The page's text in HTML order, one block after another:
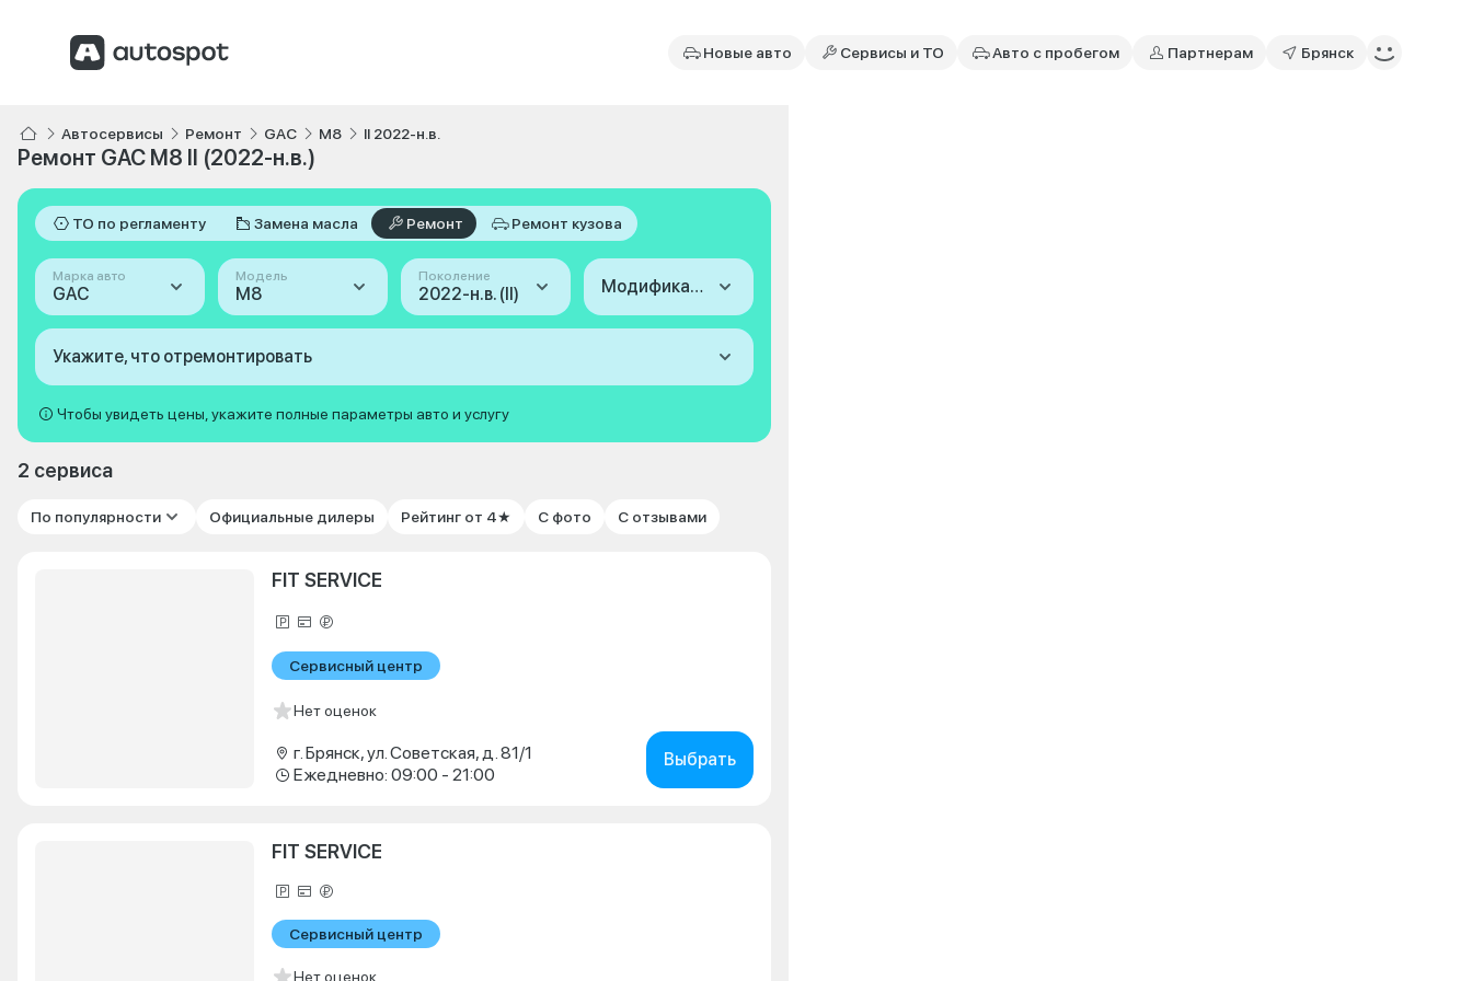
Новые авто Сервисы и ТО Авто с пробегом Партнерам Брянск
Автосервисы Ремонт GAC M8 II 2022-н.в.
Ремонт GAC M8 II (2022-н.в.)
ТО по регламенту Замена масла Ремонт Ремонт кузова
Марка авто
GAC
Модель
M8
Поколение
2022-н.в. (II) Модификация
Укажите, что отремонтировать
Чтобы увидеть цены, укажите полные параметры авто и услугу
2 сервиса
По популярности Официальные дилеры Рейтинг от 4★ С фото С отзывами
FIT SERVICE
Сервисный центр
Нет оценок
г. Брянск, ул. Советская, д. 81/1
Ежедневно: 09:00 - 21:00
Выбрать
FIT SERVICE
Сервисный центр
Нет оценок